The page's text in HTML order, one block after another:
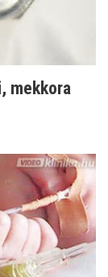
mekkora